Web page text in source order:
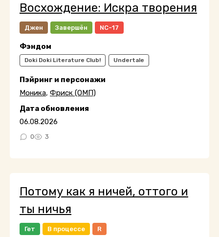
Восхождение: Искра творения
Джен Завершён NC-17
Фэндом
Doki Doki Literature Club! Undertale
Пэйринг и персонажи
Моника, Фриск (ОМП)
Дата обновления
06.08.2026
0 3
Потому как я ничей, оттого и
ты ничья
Гет В процессе R